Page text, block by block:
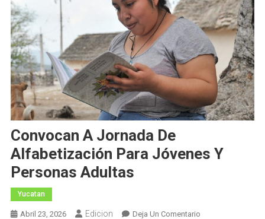
Convocan A Jornada De
Alfabetización Para Jóvenes Y
Personas Adultas
Yucatan
Abril 23, 2026 Edicion Deja Un ComentarioEn